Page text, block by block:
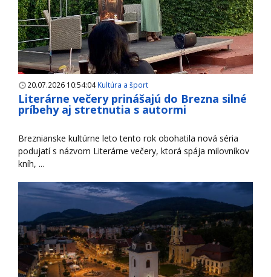
20.07.2026 10:54:04Kultúra a šport
Literárne večery prinášajú do Brezna silné
príbehy aj stretnutia s autormi
Breznianske kultúrne leto tento rok obohatila nová séria
podujatí s názvom Literárne večery, ktorá spája milovníkov
kníh, ...